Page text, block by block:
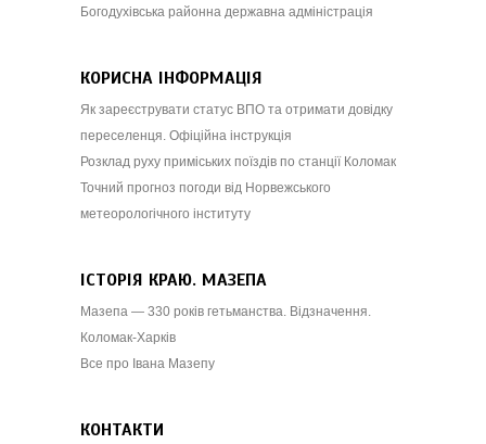
Богодухівська районна державна адміністрація
КОРИСНА ІНФОРМАЦІЯ
Як зареєструвати статус ВПО та отримати довідку
переселенця. Офіційна інструкція
Розклад руху приміських поїздів по станції Коломак
Точний прогноз погоди від Норвежського
метеорологічного інституту
ІСТОРІЯ КРАЮ. МАЗЕПА
Мазепа — 330 років гетьманства. Відзначення.
Коломак-Харків
Все про Івана Мазепу
КОНТАКТИ